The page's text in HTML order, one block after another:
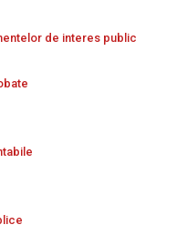
de interes public